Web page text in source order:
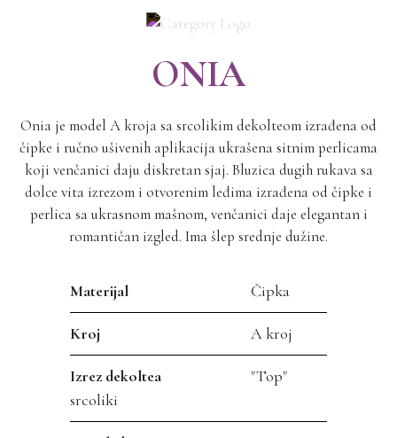
ONIA
Onia je model A kroja sa srcolikim dekolteom izrađena od
čipke i ručno ušivenih aplikacija ukrašena sitnim perlicama
koji venčanici daju diskretan sjaj. Bluzica dugih rukava sa
dolce vita izrezom i otvorenim leđima izrađena od čipke i
perlica sa ukrasnom mašnom, venčanici daje elegantan i
romantičan izgled. Ima šlep srednje dužine.
Materijal Čipka
Kroj A kroj
Izrez dekoltea
"Top"
srcoliki